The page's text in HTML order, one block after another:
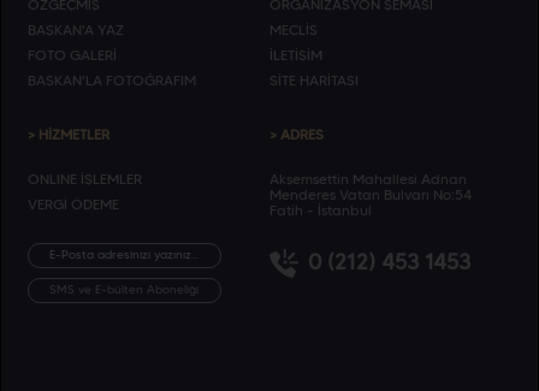
ÖZGEÇMİŞ
BAŞKAN'A YAZ
FOTO GALERİ
BAŞKAN'LA FOTOĞRAFIM
ORGANİZASYON ŞEMASI
MECLİS
İLETİŞİM
SİTE HARİTASI
> HİZMETLER
ONLINE İŞLEMLER
VERGİ ÖDEME
SMS ve E-bülten Aboneliği
> ADRES
Akşemsettin Mahallesi Adnan
Menderes Vatan Bulvarı No:54
Fatih - İstanbul
0 (212) 453 1453